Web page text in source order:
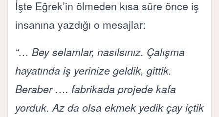
İşte Eğrek’in ölmeden kısa süre önce iş
insanına yazdığı o mesajlar:
“… Bey selamlar, nasılsınız. Çalışma
hayatında iş yerinize geldik, gittik.
Beraber …. fabrikada projede kafa
yorduk. Az da olsa ekmek yedik çay içtik